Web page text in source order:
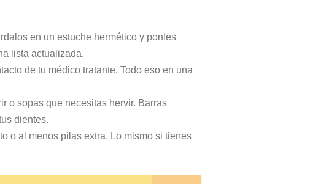
en un estuche hermético y ponles
lista actualizada.
de tu médico tratante. Todo eso en una
o sopas que necesitas hervir. Barras
dientes.
o al menos pilas extra. Lo mismo si tienes